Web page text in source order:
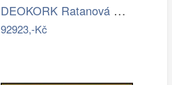
DEOKORK Ratanová modulová sestava…
92923,-Kč